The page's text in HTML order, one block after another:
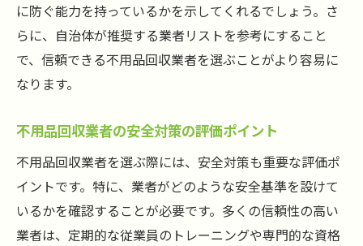
業者とのコミュニケーションでトラブルを
防ぐ
回収予定日までに確認しておくべき事項
依頼後のフォローアップで安心を得る
トラブル回避のための正しい不用品回収の手続
正しい手続きを踏むためのガイドライン
契約書の確認ポイントと注意事項
に防ぐ能力を持っているかを示してくれるでしょう。さ
らに、自治体が推奨する業者リストを参考にすること
で、信頼できる不用品回収業者を選ぶことがより容易に
なります。
不用品回収業者の安全対策の評価ポイント
不用品回収業者を選ぶ際には、安全対策も重要な評価ポ
イントです。特に、業者がどのような安全基準を設けて
いるかを確認することが必要です。多くの信頼性の高い
業者は、定期的な従業員のトレーニングや専門的な資格